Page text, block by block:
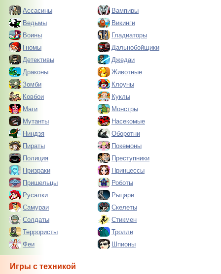
Ассасины
Вампиры
Ведьмы
Викинги
Воины
Гладиаторы
Гномы
Дальнобойщики
Детективы
Джедаи
Драконы
Животные
Зомби
Клоуны
Ковбои
Куклы
Маги
Монстры
Мутанты
Насекомые
Ниндзя
Оборотни
Пираты
Покемоны
Полиция
Преступники
Призраки
Принцессы
Пришельцы
Роботы
Русалки
Рыцари
Самураи
Скелеты
Солдаты
Стикмен
Террористы
Тролли
Феи
Шпионы
Игры с техникой